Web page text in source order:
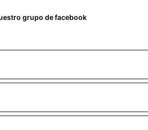
grupo de facebook